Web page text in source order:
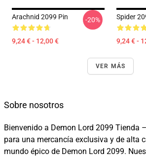
Arachnid 2099 Pin
9,24 € - 12,00 €
-20% Spider
9,24 € -
VER MÁS
Sobre nosotros
Bienvenido a Demon Lord 2099 Tienda
para una mercancía exclusiva y de alta
mundo épico de Demon Lord 2099.